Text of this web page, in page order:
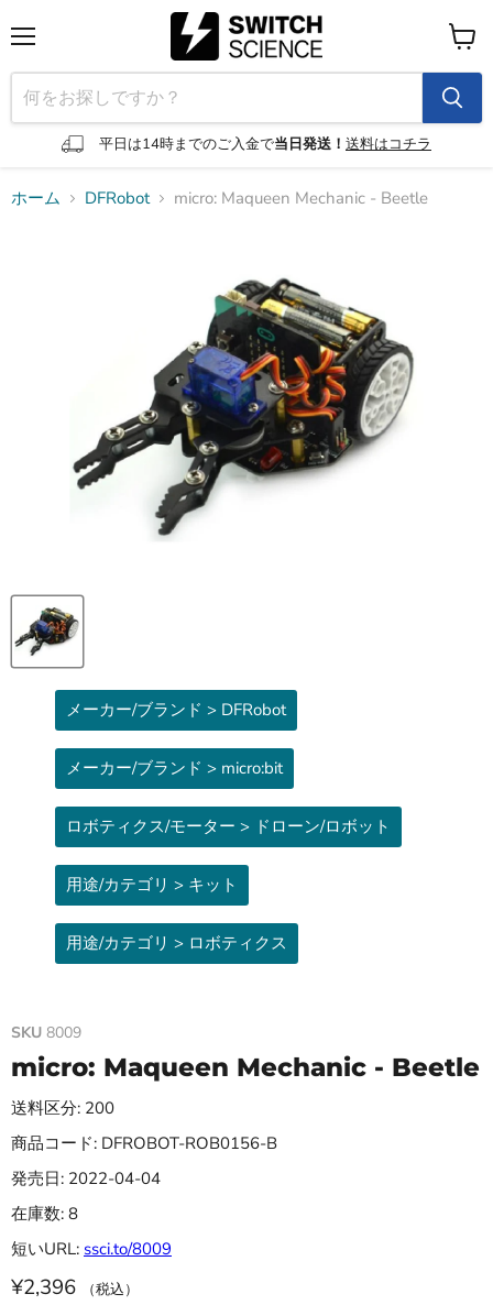
ニ
ュ
ー
平日は14時までのご入金で当日発送！ 送料はコチラ
カ
ー
ト
を
見
ホーム DFRobot micro: Maqueen Mechanic - Beetle
メーカー/ブランド > DFRobot
メーカー/ブランド > micro:bit
ロボティクス/モーター > ドローン/ロボット
用途/カテゴリ > キット
用途/カテゴリ > ロボティクス
SKU 8009
micro: Maqueen Mechanic - Beetle
送料区分: 200
商品コード: DFROBOT-ROB0156-B
発売日: 2022-04-04
在庫数: 8
短いURL: ssci.to/8009
¥2,396 （税込）